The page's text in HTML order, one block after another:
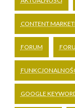
CONTENT
FORUM
GOOGLE